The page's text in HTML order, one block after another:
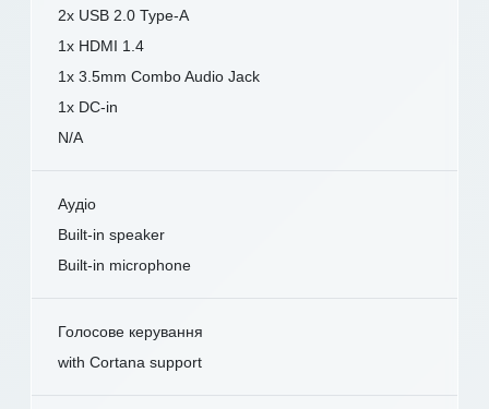
2x USB 2.0 Type-A
1x HDMI 1.4
1x 3.5mm Combo Audio Jack
1x DC-in
N/A
Аудіо
Built-in speaker
Built-in microphone
Голосове керування
with Cortana support